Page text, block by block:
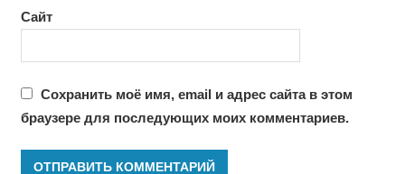
Сайт
Сохранить моё имя, email и адрес сайта в этом
браузере для последующих моих комментариев.